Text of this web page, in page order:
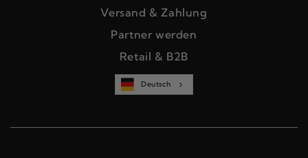
Versand & Zahlung
Partner werden
Retail & B2B
Deutsch